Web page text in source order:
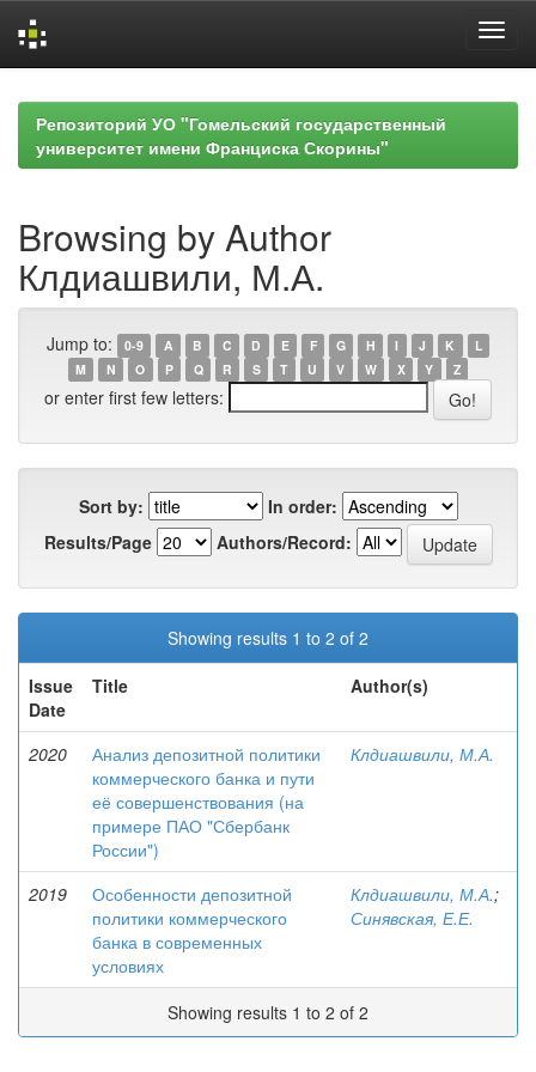
navigationРепозиторий УО "Гомельский государственный
университет имени Франциска Скорины"
Browsing by Author
Клдиашвили, М.А.
Jump to: 0-9 A B C D E F G H I J K
L
M
N O P Q R S T U V W X Y Z
or enter first few letters:
Sort by:
In order:
Results/Page
Authors/Record:
Showing results 1 to 2 of 2
Issue
Date
Title Author(s)
2020
Анализ депозитной политики
коммерческого банка и пути
её совершенствования (на
примере ПАО "Сбербанк
России")
Клдиашвили, М.А.
2019
Особенности депозитной
политики коммерческого
банка в современных
условиях
Клдиашвили, М.А.;
Синявская, Е.Е.
Showing results 1 to 2 of 2